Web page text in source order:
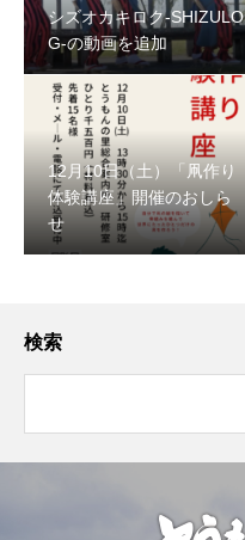
シズオカキロク-SHIZULO
G-の動画を追加
12月10日（土）「凧作り
体験講座」開催のおしら
せ
検索